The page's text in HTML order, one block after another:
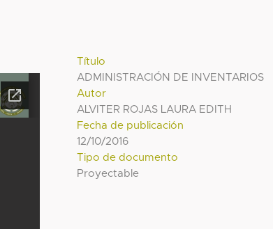
Título
ADMINISTRACIÓN DE INVENTARIOS
Autor
ALVITER ROJAS LAURA EDITH
Fecha de publicación
12/10/2016
Tipo de documento
Proyectable